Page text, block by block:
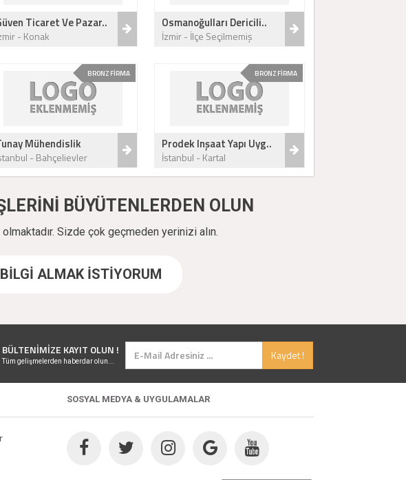
Ticaret Ve Pazar..
- Konak
Osmanoğulları Dericili..
İzmir - İlçe Seçilmemiş
BRONZ FİRMA
Mühendislik
- Bahçelievler
BRONZ FİRMA
Prodek Inşaat Yapı Uyg..
İstanbul - Kartal
BÜYÜTENLERDEN OLUN
Sizde çok geçmeden yerinizi alın.
BİLGİ ALMAK İSTİYORUM
BÜLTENİMİZE KAYIT OLUN ! Kaydet !
Tüm gelişmelerden haberdar olun...
SOSYAL MEDYA & UYGULAMALAR